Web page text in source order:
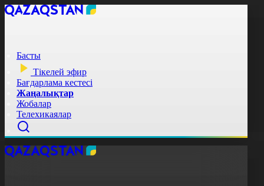
Басты
Тікелей эфир
Бағдарлама кестесі
Жаңалықтар
Жобалар
Телехикаялар